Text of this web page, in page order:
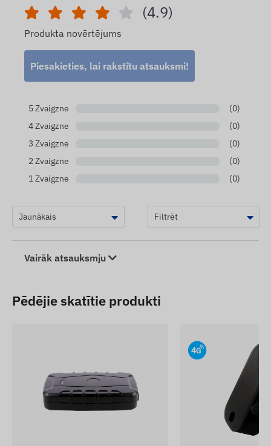
(4.9)
Produkta novērtējums
Piesakieties, lai rakstītu atsauksmi!
5 Zvaigzne
(0)
4 Zvaigzne
(0)
3 Zvaigzne
(0)
2 Zvaigzne
(0)
1 Zvaigzne
(0)
Vairāk atsauksmju
Pēdējie skatītie produkti